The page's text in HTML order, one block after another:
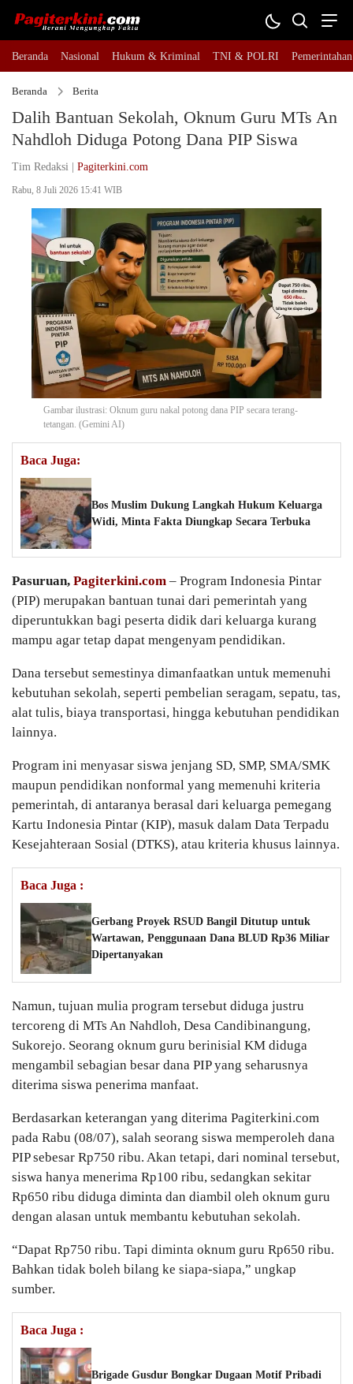
Beranda Nasional Hukum & Kriminal TNI & POLRI Pemerintahan
Beranda Berita
Dalih Bantuan Sekolah, Oknum Guru MTs An
Nahdloh Diduga Potong Dana PIP Siswa
Tim Redaksi | Pagiterkini.com
Rabu, 8 Juli 2026 15:41 WIB
Gambar ilustrasi: Oknum guru nakal potong dana PIP secara terang-
tetangan. (Gemini AI)
Baca Juga:
Bos Muslim Dukung Langkah Hukum Keluarga
Widi, Minta Fakta Diungkap Secara Terbuka
Pasuruan, Pagiterkini.com – Program Indonesia Pintar
(PIP) merupakan bantuan tunai dari pemerintah yang
diperuntukkan bagi peserta didik dari keluarga kurang
mampu agar tetap dapat mengenyam pendidikan.
Dana tersebut semestinya dimanfaatkan untuk memenuhi
kebutuhan sekolah, seperti pembelian seragam, sepatu, tas,
alat tulis, biaya transportasi, hingga kebutuhan pendidikan
lainnya.
Program ini menyasar siswa jenjang SD, SMP, SMA/SMK
maupun pendidikan nonformal yang memenuhi kriteria
pemerintah, di antaranya berasal dari keluarga pemegang
Kartu Indonesia Pintar (KIP), masuk dalam Data Terpadu
Kesejahteraan Sosial (DTKS), atau kriteria khusus lainnya.
Baca Juga :
Gerbang Proyek RSUD Bangil Ditutup untuk
Wartawan, Penggunaan Dana BLUD Rp36 Miliar
Dipertanyakan
Namun, tujuan mulia program tersebut diduga justru
tercoreng di MTs An Nahdloh, Desa Candibinangung,
Sukorejo. Seorang oknum guru berinisial KM diduga
mengambil sebagian besar dana PIP yang seharusnya
diterima siswa penerima manfaat.
Berdasarkan keterangan yang diterima Pagiterkini.com
pada Rabu (08/07), salah seorang siswa memperoleh dana
PIP sebesar Rp750 ribu. Akan tetapi, dari nominal tersebut,
siswa hanya menerima Rp100 ribu, sedangkan sekitar
Rp650 ribu diduga diminta dan diambil oleh oknum guru
dengan alasan untuk membantu kebutuhan sekolah.
“Dapat Rp750 ribu. Tapi diminta oknum guru Rp650 ribu.
Bahkan tidak boleh bilang ke siapa-siapa,” ungkap
sumber.
Baca Juga :
Brigade Gusdur Bongkar Dugaan Motif Pribadi